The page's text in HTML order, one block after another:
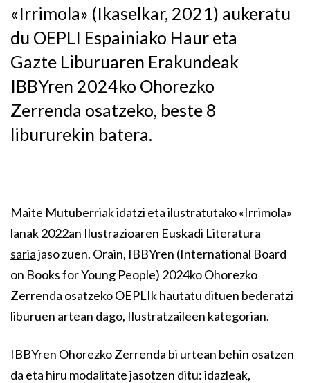
«Irrimola» (Ikaselkar, 2021) aukeratu
du OEPLI Espainiako Haur eta
Gazte Liburuaren Erakundeak
IBBYren 2024ko Ohorezko
Zerrenda osatzeko, beste 8
libururekin batera.
Maite Mutuberriak idatzi eta ilustratutako «Irrimola»
lanak 2022an Ilustrazioaren Euskadi Literatura
sariajaso zuen. Orain, IBBYren (International Board
on Books for Young People) 2024ko Ohorezko
Zerrenda osatzeko OEPLIk hautatu dituen bederatzi
liburuen artean dago, Ilustratzaileen kategorian.
IBBYren Ohorezko Zerrenda bi urtean behin osatzen
da eta hiru modalitate jasotzen ditu: idazleak,